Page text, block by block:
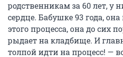
родственникам за 60 лет, у
сердце. Бабушке 93 года,
этого процесса, она до сих
рыдает на кладбище. И
толпой идти на процесс! —